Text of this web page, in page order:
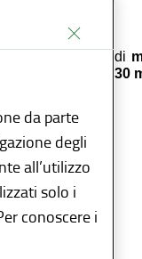
alla professione di
Presena dal 30
da parte
degli
all’utilizzo
solo i
conoscere i